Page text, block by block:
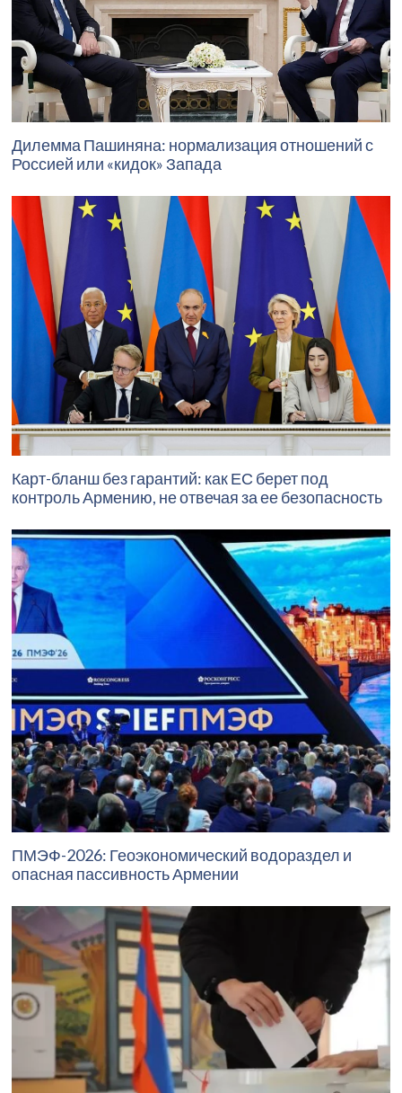
Дилемма Пашиняна: нормализация отношений с
Россией или «кидок» Запада
Карт-бланш без гарантий: как ЕС берет под
контроль Армению, не отвечая за ее безопасность
ПМЭФ-2026: Геоэкономический водораздел и
опасная пассивность Армении